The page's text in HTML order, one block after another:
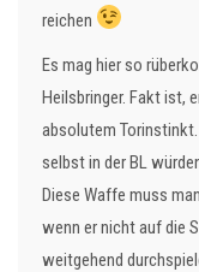
reichen
Es mag hier so
Heilsbringer. Fakt ist,
absolutem
selbst in der BL
Diese Waffe muss
wenn er nicht auf die
weitgehend